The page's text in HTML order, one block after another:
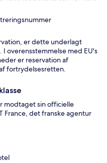
er dette underlagt
overensstemmelse med EU's
er reservation af
fortrydelsesretten.
modtaget sin officielle
France, det franske agentur